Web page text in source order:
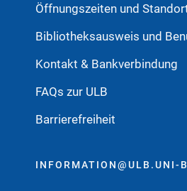
Öffnungszeiten und
Bibliotheksausweis und
Kontakt & Bankverbindung
FAQs zur ULB
Barrierefreiheit
INFORMATION@ULB.UNI-